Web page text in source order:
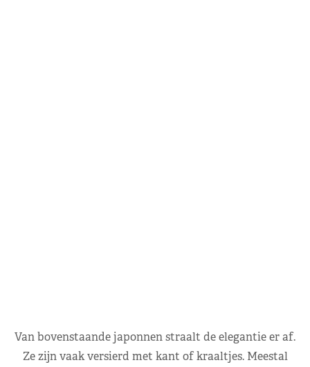
Van bovenstaande japonnen straalt de elegantie er af.
Ze zijn vaak versierd met kant of kraaltjes. Meestal